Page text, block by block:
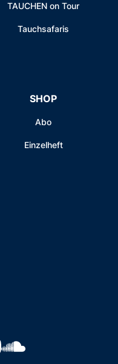
TAUCHEN on Tour
Tauchsafaris
SHOP
Abo
Einzelheft